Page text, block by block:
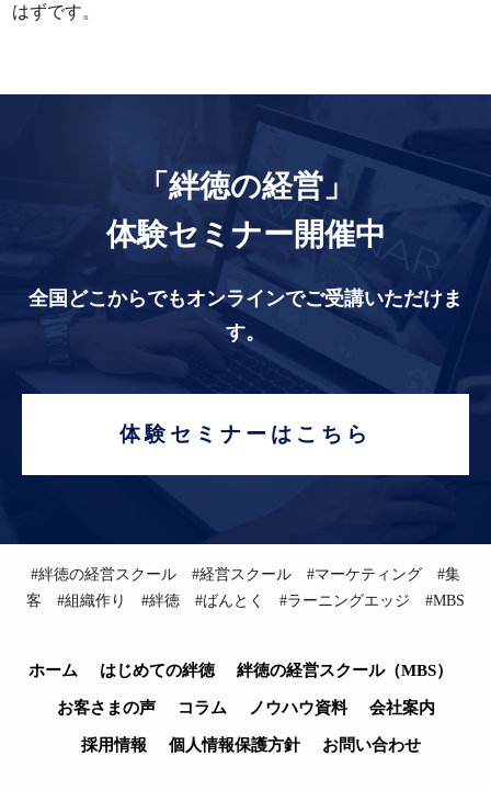
はずです。
「絆徳の経営」
体験セミナー開催中
全国どこからでもオンラインでご受講いただけま
す。
体験セミナーはこちら
#絆徳の経営スクール #経営スクール #マーケティング #集
客 #組織作り #絆徳 #ばんとく #ラーニングエッジ #MBS
ホーム はじめての絆徳 絆徳の経営スクール（MBS）
お客さまの声 コラム ノウハウ資料 会社案内
採用情報 個人情報保護方針 お問い合わせ